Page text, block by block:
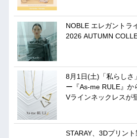
NOBLE エレガントラ
2026 AUTUMN
8月1日(土)「私らしさ
ー『As-me RULE』か
Vラインネックレスが
STARAY、3Dプリン